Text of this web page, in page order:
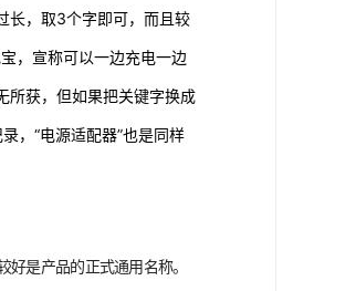
长，取3个字即可，而且较
，宣称可以一边充电一边
所获，但如果把关键字换成
，“电源适配器”也是同样
是产品的正式通用名称。